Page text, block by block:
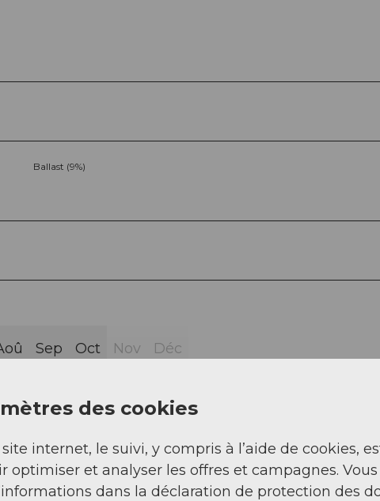
Ballast (9%)
Sep Oct Nov Déc
on atteint le parking près de Gorezmettlenbach (P.
des cookies
site internet, le suivi, y compris à l’aide de cookies,
optimiser et analyser les offres et campagnes.
dans la déclaration de protection des